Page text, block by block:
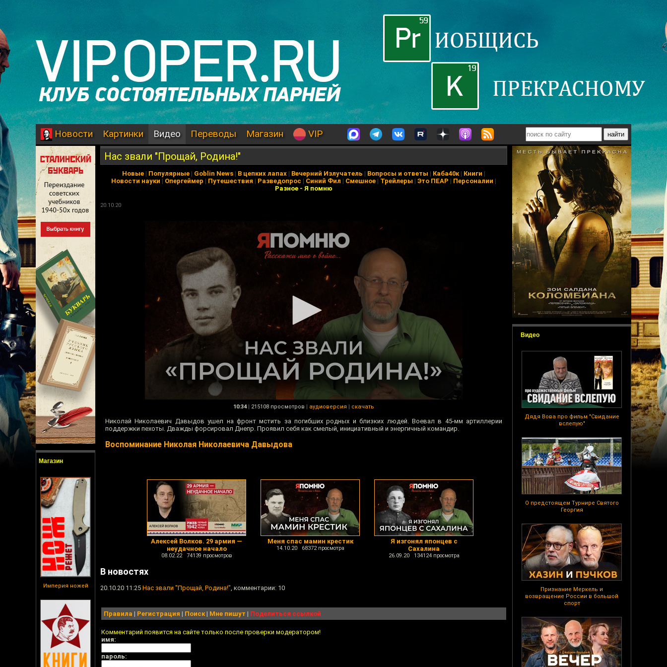
Новости Картинки Видео Переводы Магазин VIP
Магазин
Империя ножей
Видео
Дядя Вова про фильм "Свидание
вслепую"
О предстоящем Турнире Святого
Георгия
Признание Меркель и
возвращение России в большой
спорт
Нас звали "Прощай, Родина!"
Новые | Популярные | Goblin News | В цепких лапах | Вечерний Излучатель | Вопросы и ответы | Каба40к| Книги |
Новости науки | Опергеймер | Путешествия | Разведопрос | Синий Фил | Смешное | Трейлеры | Это ПЕАР | Персоналии |
Разное - Я помню
20.10.20
10:34 | 215108 просмотров | аудиоверсия | скачать
Николай Николаевич Давыдов ушел на фронт мстить за погибших родных и близких людей. Воевал в 45-мм артиллерии
поддержки пехоты. Дважды форсировал Днепр. Проявил себя как смелый, инициативный и энергичный командир.
Воспоминание Николая Николаевича Давыдова
Алексей Волков. 29 армия —
неудачное начало
08.02.22 74139 просмотров
Меня спас мамин крестик
14.10.20 68372 просмотра
Я изгонял японцев с
Сахалина
26.09.20 134124 просмотра
В новостях
20.10.20 11:25 Нас звали "Прощай, Родина!", комментарии: 10
Правила | Регистрация | Поиск| Мне пишут | Поделиться ссылкой
Комментарий появится на сайте только после проверки модератором!
имя:
пароль: